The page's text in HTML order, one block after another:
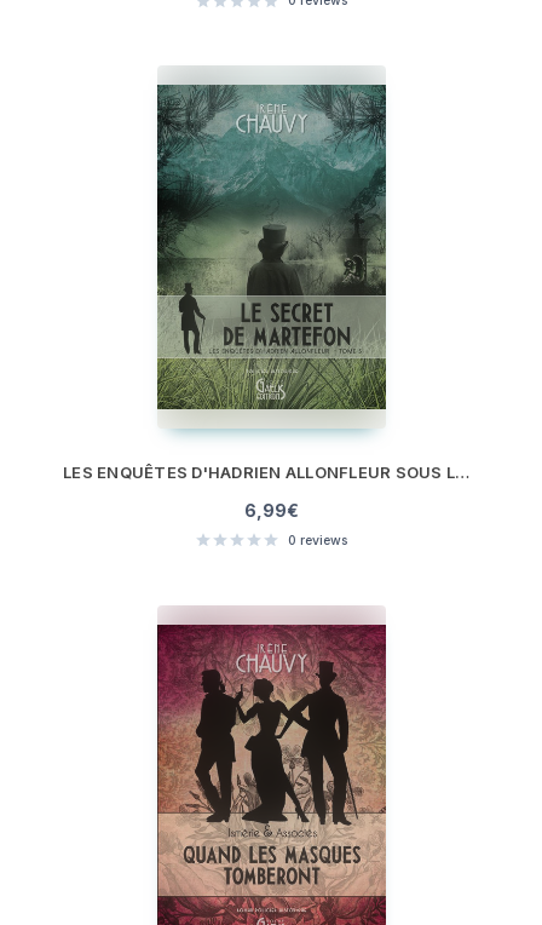
LES ENQUÊTES D'HADRIEN ALLONFLEUR SOUS LE SECOND EMPIRE - TOME 5
6,99€
0 reviews